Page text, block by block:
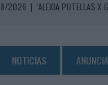
2026 | ‘ALEXIA PUTELLAS
REIVINDICA EL RITUAL DE LA
NOTICIAS